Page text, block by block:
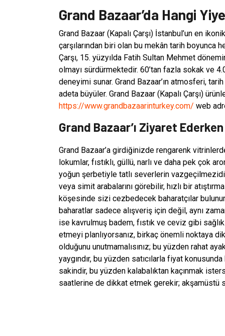
Grand Bazaar’da Hangi
Grand Bazaar (Kapalı Çarşı) İstanbul’un en
çarşılarından biri olan bu mekân tarih boyunca
Çarşı, 15. yüzyılda Fatih Sultan Mehmet
olmayı sürdürmektedir. 60’tan fazla sokak ve
deneyimi sunar. Grand Bazaar’ın atmosferi,
adeta büyüler. Grand Bazaar (Kapalı Çarşı)
https://www.grandbazaarinturkey.com/ web
Grand Bazaar’ı Ziyaret
Grand Bazaar’a girdiğinizde rengarenk
lokumlar, fıstıklı, güllü, narlı ve daha pek çok
yoğun şerbetiyle tatlı severlerin
veya simit arabalarını görebilir, hızlı bir
köşesinde sizi cezbedecek baharatçılar
baharatlar sadece alışveriş için değil, aynı
ise kavrulmuş badem, fıstık ve ceviz gibi
etmeyi planlıyorsanız, birkaç önemli noktaya
olduğunu unutmamalısınız; bu yüzden rahat
yaygındır, bu yüzden satıcılarla fiyat
sakindir, bu yüzden kalabalıktan kaçınmak
saatlerine de dikkat etmek gerekir; akşamüstü